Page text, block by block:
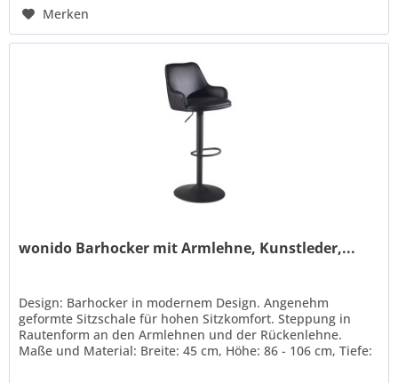
Merken
wonido Barhocker mit Armlehne, Kunstleder,...
Design: Barhocker in modernem Design. Angenehm
geformte Sitzschale für hohen Sitzkomfort. Steppung in
Rautenform an den Armlehnen und der Rückenlehne.
Maße und Material: Breite: 45 cm, Höhe: 86 - 106 cm, Tiefe: